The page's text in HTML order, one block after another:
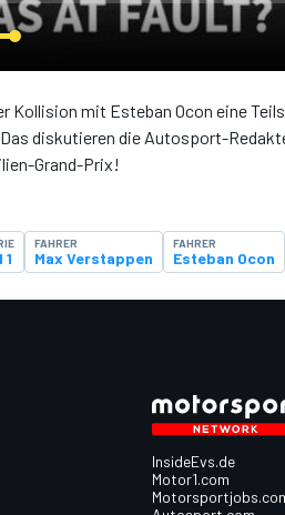
Kollision mit Esteban Ocon eine
diskutieren die Autosport-
Grand-Prix!
1
FAHRER
Max Verstappen
FAHRER
Esteban Ocon
InsideEvs.de
Motor1.com